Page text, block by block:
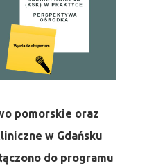
pomorskie oraz
w Gdańsku
do programu